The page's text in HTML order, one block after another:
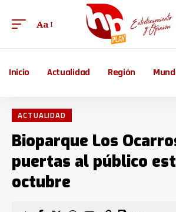
Aa
Inicio Actualidad Región
ACTUALIDAD
Bioparque Los
puertas al público
octubre